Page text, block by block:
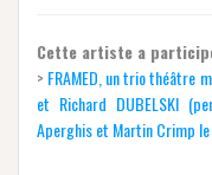
Cette artiste a
> FRAMED, un trio théâtre
et Richard DUBELSKI
Aperghis et Martin Crimp